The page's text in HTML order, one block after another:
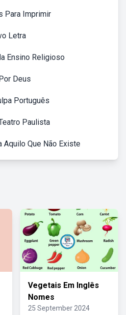
Para Imprimir
Letra
Ensino Religioso
Deus
Português
Paulista
Aquilo Que Não Existe
Vegetais Em Inglês
Nomes
25 September 2024